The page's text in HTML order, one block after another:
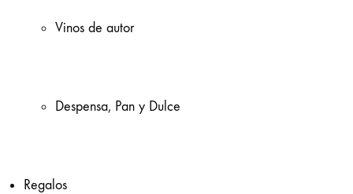
Vinos de autor
Despensa, Pan y Dulce
Regalos